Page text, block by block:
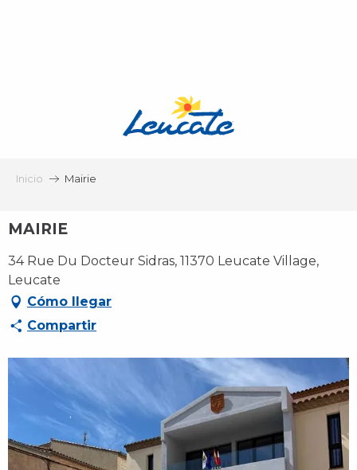
Inicio Mairie
MAIRIE
34 Rue Du Docteur Sidras, 11370 Leucate Village,
Leucate
Cómo llegar
Compartir